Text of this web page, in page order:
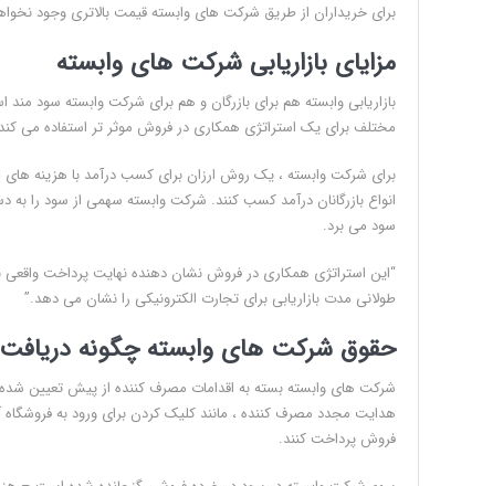
برای خریداران از طریق شرکت های وابسته قیمت بالاتری وجود
مزایای بازاریابی شرکت های وابسته
بازاریابی وابسته هم برای بازرگان و هم برای شرکت وابسته سود
مختلف برای یک استراتژی همکاری در فروش موثر تر استفاده می
برای شرکت وابسته ، یک روش ارزان برای کسب درآمد با هزینه های
انواع بازرگانان درآمد کسب کنند. شرکت وابسته سهمی از سود را
سود می برد.
“این استراتژی همکاری در فروش نشان دهنده نهایت پرداخت واقعی
طولانی مدت بازاریابی برای تجارت الکترونیکی را نشان می دهد.”
حقوق شرکت های وابسته چگونه
شرکت های وابسته بسته به اقدامات مصرف کننده از پیش تعیین شده
هدایت مجدد مصرف کننده ، مانند کلیک کردن برای ورود به
فروش پرداخت کنند.